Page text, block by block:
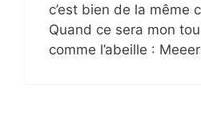
c’est bien de la même
Quand ce sera mon
comme l’abeille :